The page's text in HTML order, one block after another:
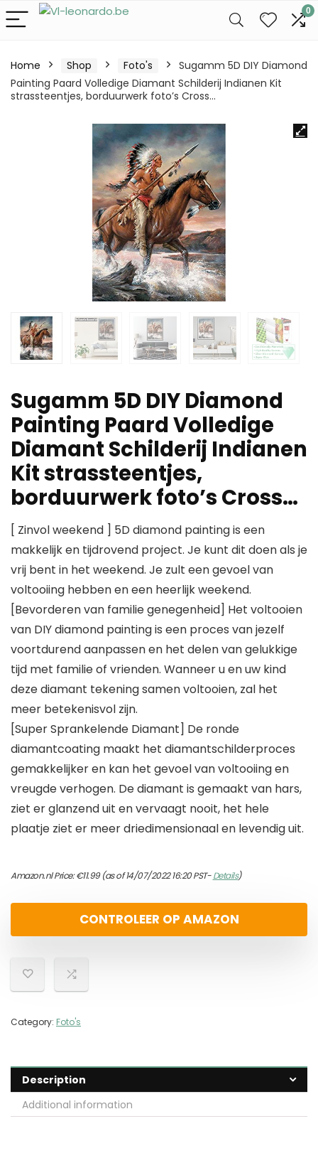
0
Home Shop Foto's
Sugamm 5D DIY Diamond
Painting Paard Volledige Diamant Schilderij Indianen Kit
strassteentjes, borduurwerk foto’s Cross…
Sugamm 5D DIY Diamond
Painting Paard Volledige
Diamant Schilderij Indianen
Kit strassteentjes,
borduurwerk foto’s Cross…
[ Zinvol weekend ] 5D diamond painting is een
makkelijk en tijdrovend project. Je kunt dit doen als je
vrij bent in het weekend. Je zult een gevoel van
voltooiing hebben en een heerlijk weekend.
[Bevorderen van familie genegenheid] Het voltooien
van DIY diamond painting is een proces van jezelf
voortdurend aanpassen en het delen van gelukkige
tijd met familie of vrienden. Wanneer u en uw kind
deze diamant tekening samen voltooien, zal het
meer betekenisvol zijn.
[Super Sprankelende Diamant] De ronde
diamantcoating maakt het diamantschilderproces
gemakkelijker en kan het gevoel van voltooiing en
vreugde verhogen. De diamant is gemaakt van hars,
ziet er glanzend uit en vervaagt nooit, het hele
plaatje ziet er meer driedimensionaal en levendig uit.
Amazon.nl Price:€11.99(as of 14/07/2022 16:20 PST-Details)
CONTROLEER OP AMAZON
Category: Foto's
Description
Additional information